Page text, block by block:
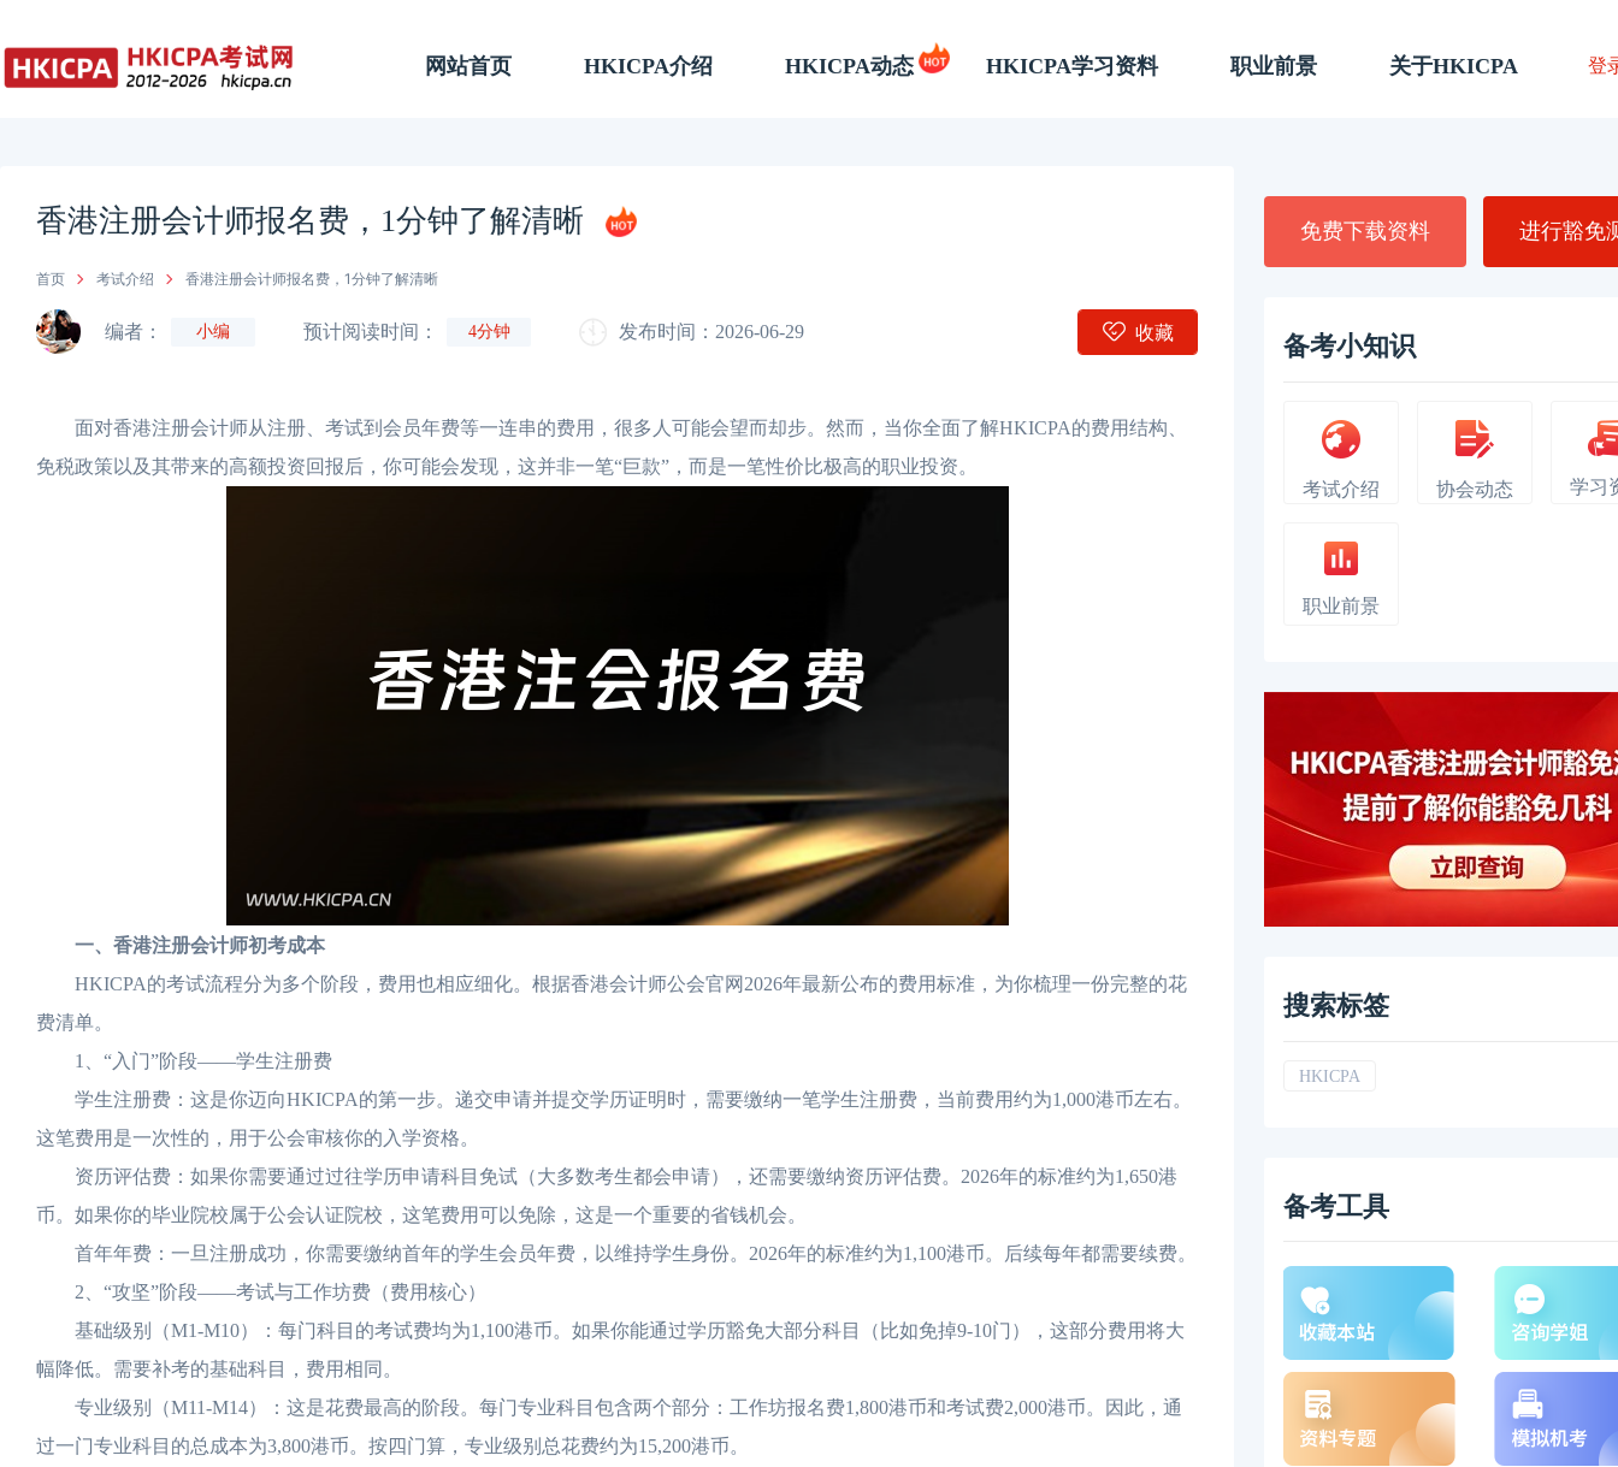
网站首页 HKICPA介绍 HKICPA动态 HKICPA学习资料 职业前景 关于HKICPA 登
香港注册会计师报名费，1分钟了解清晰
首页 考试介绍 香港注册会计师报名费，1分钟了解清晰
编者： 小编 预计阅读时间： 4分钟 发布时间：2026-06-29 收藏
面对香港注册会计师从注册、考试到会员年费等一连串的费用，很多人可能会望而却步。然而，当你全面了解HKICPA的费用结构、
免税政策以及其带来的高额投资回报后，你可能会发现，这并非一笔“巨款”，而是一笔性价比极高的职业投资。
一、香港注册会计师初考成本
HKICPA的考试流程分为多个阶段，费用也相应细化。根据香港会计师公会官网2026年最新公布的费用标准，为你梳理一份完整的花
费清单。
1、“入门”阶段——学生注册费
学生注册费：这是你迈向HKICPA的第一步。递交申请并提交学历证明时，需要缴纳一笔学生注册费，当前费用约为1,000港币左右。
这笔费用是一次性的，用于公会审核你的入学资格。
资历评估费：如果你需要通过过往学历申请科目免试（大多数考生都会申请），还需要缴纳资历评估费。2026年的标准约为1,650港
币。如果你的毕业院校属于公会认证院校，这笔费用可以免除，这是一个重要的省钱机会。
首年年费：一旦注册成功，你需要缴纳首年的学生会员年费，以维持学生身份。2026年的标准约为1,100港币。后续每年都需要续费。
2、“攻坚”阶段——考试与工作坊费（费用核心）
基础级别（M1-M10）：每门科目的考试费均为1,100港币。如果你能通过学历豁免大部分科目（比如免掉9-10门），这部分费用将大
幅降低。需要补考的基础科目，费用相同。
专业级别（M11-M14）：这是花费最高的阶段。每门专业科目包含两个部分：工作坊报名费1,800港币和考试费2,000港币。因此，通
过一门专业科目的总成本为3,800港币。按四门算，专业级别总花费约为15,200港币。
免费下载资料 进行豁免
备考小知识
考试介绍 协会动态 学习
职业前景
搜索标签
HKICPA
备考工具